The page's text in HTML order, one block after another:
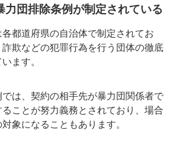
力団排除条例が制定されている
都道府県の自治体で制定されてお
欺などの犯罪行為を行う団体の徹底
ます。
は、契約の相手先が暴力団関係者で
ことが努力義務とされており、場合
象になることもあります。